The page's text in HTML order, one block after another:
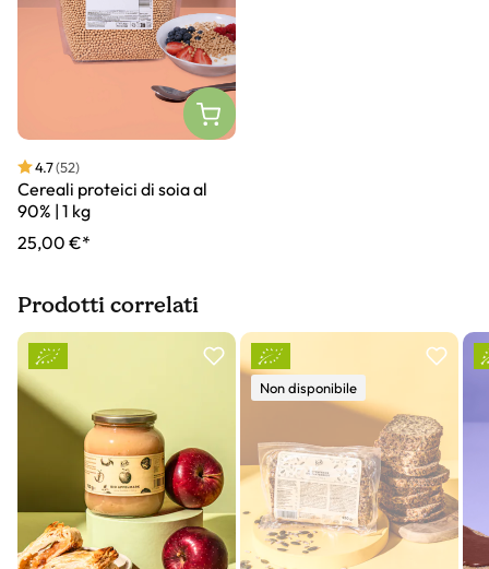
4.7(52)
Cereali proteici di soia al
90% | 1 kg
25,00 €*
Prodotti correlati
Slider prodotto
Non disponibile